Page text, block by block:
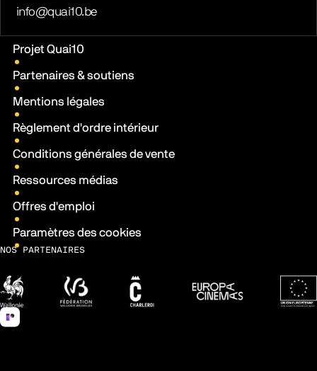
E-mail
info@quai10.be
Liens pratiques
Projet Quai10
Partenaires & soutiens
Mentions légales
Règlement d'ordre intérieur
Conditions générales de vente
Ressources médias
Offres d'emploi
Paramètres des cookies
NOS PARTENAIRES
Wallonie Fédération Wallonie-Bruxelles
Ville de CharleroiEuropa Cinemas